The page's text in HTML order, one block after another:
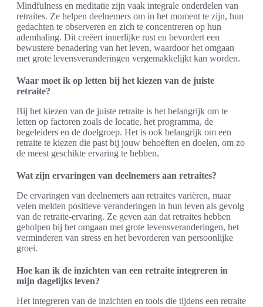
Mindfulness en meditatie zijn vaak integrale onderdelen van
retraites. Ze helpen deelnemers om in het moment te zijn, hun
gedachten te observeren en zich te concentreren op hun
ademhaling. Dit creëert innerlijke rust en bevordert een
bewustere benadering van het leven, waardoor het omgaan
met grote levensveranderingen vergemakkelijkt kan worden.
Waar moet ik op letten bij het kiezen van de juiste
retraite?
Bij het kiezen van de juiste retraite is het belangrijk om te
letten op factoren zoals de locatie, het programma, de
begeleiders en de doelgroep. Het is ook belangrijk om een
retraite te kiezen die past bij jouw behoeften en doelen, om zo
de meest geschikte ervaring te hebben.
Wat zijn ervaringen van deelnemers aan retraites?
De ervaringen van deelnemers aan retraites variëren, maar
velen melden positieve veranderingen in hun leven als gevolg
van de retraite-ervaring. Ze geven aan dat retraites hebben
geholpen bij het omgaan met grote levensveranderingen, het
verminderen van stress en het bevorderen van persoonlijke
groei.
Hoe kan ik de inzichten van een retraite integreren in
mijn dagelijks leven?
Het integreren van de inzichten en tools die tijdens een retraite